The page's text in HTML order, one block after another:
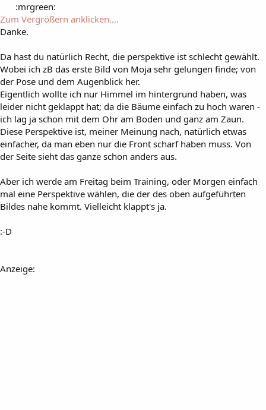
:mrgreen:
Zum Vergrößern anklicken....
Danke.
Da hast du natürlich Recht, die perspektive ist schlecht gewählt.
Wobei ich zB das erste Bild von Moja sehr gelungen finde; von
der Pose und dem Augenblick her.
Eigentlich wollte ich nur Himmel im hintergrund haben, was
leider nicht geklappt hat; da die Bäume einfach zu hoch waren -
ich lag ja schon mit dem Ohr am Boden und ganz am Zaun.
Diese Perspektive ist, meiner Meinung nach, natürlich etwas
einfacher, da man eben nur die Front scharf haben muss. Von
der Seite sieht das ganze schon anders aus.
Aber ich werde am Freitag beim Training, oder Morgen einfach
mal eine Perspektive wählen, die der des oben aufgeführten
Bildes nahe kommt. Vielleicht klappt's ja.
:-D
Anzeige: